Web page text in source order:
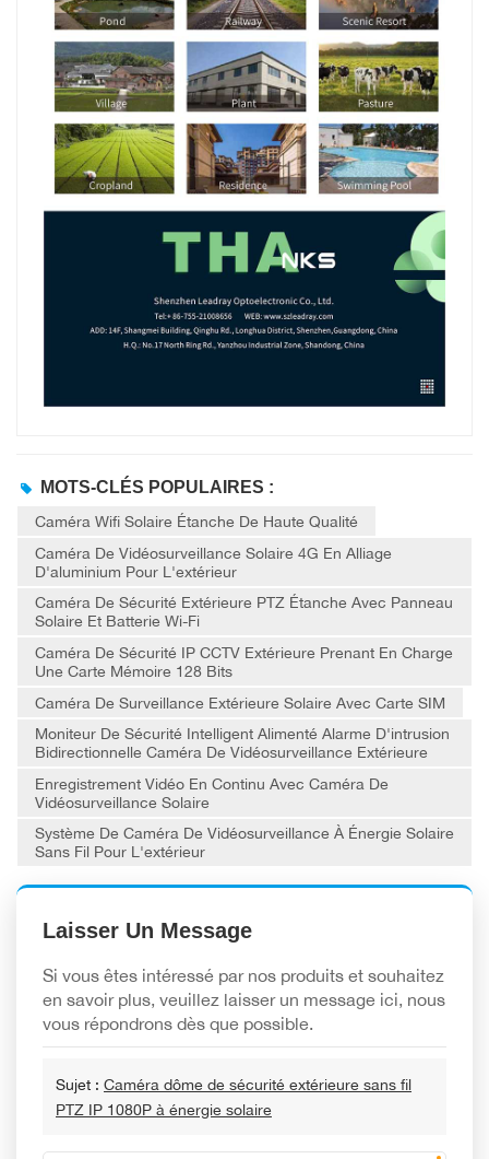
MOTS-CLÉS POPULAIRES :
Caméra Wifi Solaire Étanche De Haute Qualité
Caméra De Vidéosurveillance Solaire 4G En Alliage
D'aluminium Pour L'extérieur
Caméra De Sécurité Extérieure PTZ Étanche Avec Panneau
Solaire Et Batterie Wi-Fi
Caméra De Sécurité IP CCTV Extérieure Prenant En Charge
Une Carte Mémoire 128 Bits
Caméra De Surveillance Extérieure Solaire Avec Carte SIM
Moniteur De Sécurité Intelligent Alimenté Alarme D'intrusion
Bidirectionnelle Caméra De Vidéosurveillance Extérieure
Enregistrement Vidéo En Continu Avec Caméra De
Vidéosurveillance Solaire
Système De Caméra De Vidéosurveillance À Énergie Solaire
Sans Fil Pour L'extérieur
Laisser Un Message
Si vous êtes intéressé par nos produits et souhaitez
en savoir plus, veuillez laisser un message ici, nous
vous répondrons dès que possible.
Sujet : Caméra dôme de sécurité extérieure sans fil
PTZ IP 1080P à énergie solaire